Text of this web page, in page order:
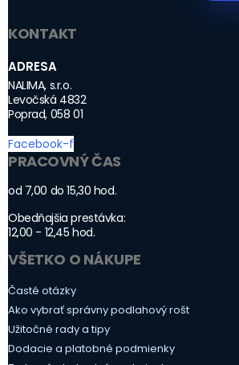
KONTAKT
ADRESA
NALIMA, s.r.o.
Levočská 4832
Poprad, 058 01
Facebook-f
PRACOVNÝ ČAS
od 7,00 do 15,30 hod.
Obedňajšia prestávka:
12,00 - 12,45 hod.
VŠETKO O NÁKUPE
Časté otázky
Ako vybrať správny podlahový rošt
Užitočné rady a tipy
Dodacie a platobné podmienky